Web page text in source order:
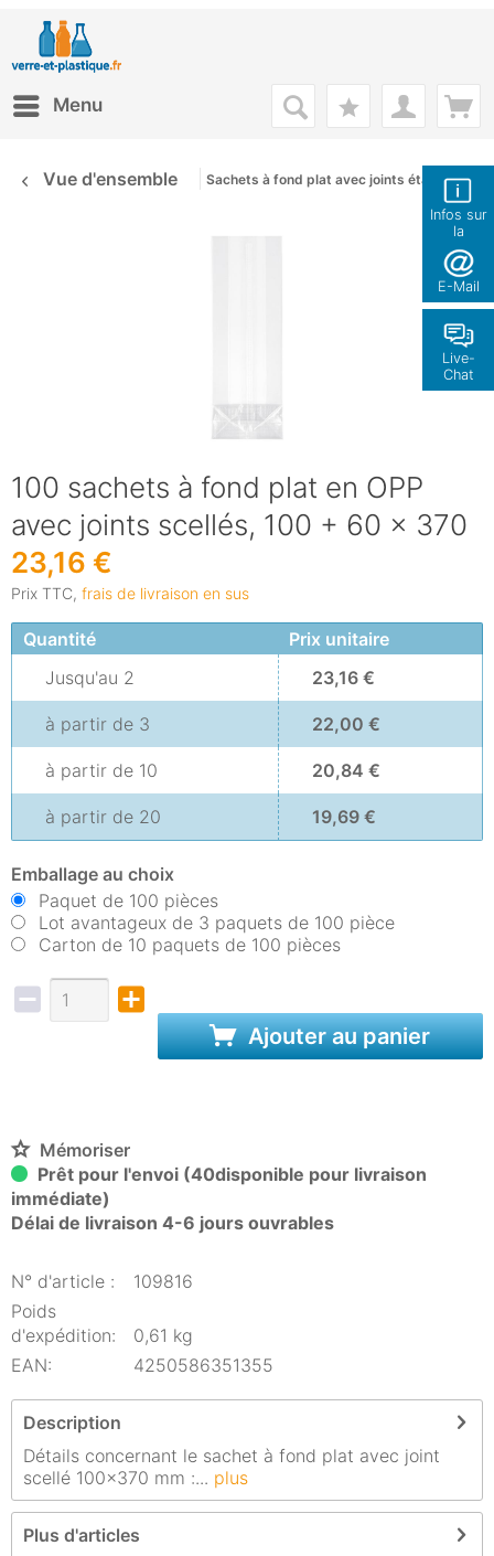
Infos sur
la
boutique
E-Mail
Live-
Chat
Menu
Vue d'ensemble Sachets à fond plat avec joints étanches
100 sachets à fond plat en OPP
avec joints scellés, 100 + 60 x 370
23,16 €
Prix TTC, frais de livraison en sus
Quantité
Prix unitaire
Jusqu'au 2 23,16 €
à partir de 3 22,00 €
à partir de 10 20,84 €
à partir de 20 19,69 €
Emballage au choix
Paquet de 100 pièces
Lot avantageux de 3 paquets de 100 pièce
Carton de 10 paquets de 100 pièces
Ajouter au panier
Mémoriser
Prêt pour l'envoi (40disponible pour livraison
immédiate)
Délai de livraison 4-6 jours ouvrables
N° d'article :
109816
Poids
d'expédition:
0,61 kg
EAN:
4250586351355
Description
Détails concernant le sachet à fond plat avec joint
scellé 100x370 mm :... plus
Plus d'articles